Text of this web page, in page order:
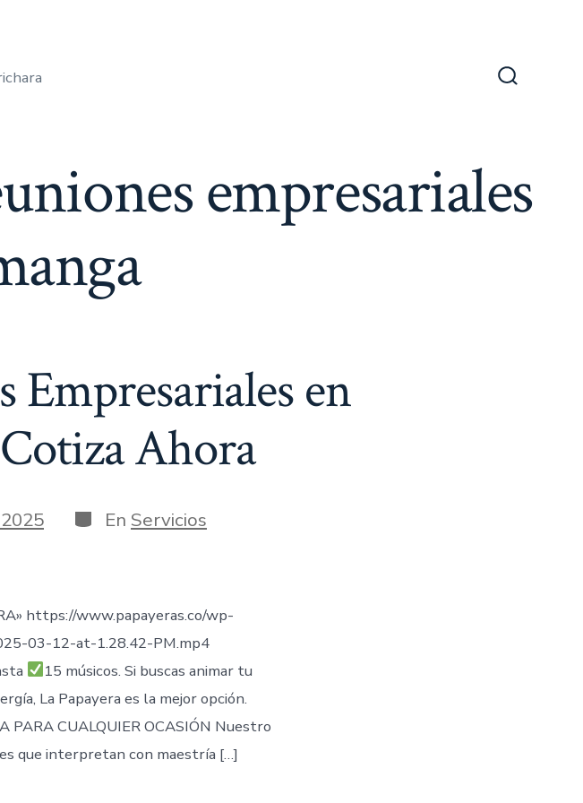
empresariales
Empresariales en
Ahora
Categorías
En Servicios
https://www.papayeras.co/wp-
03-12-at-1.28.42-PM.mp4
15 músicos. Si buscas animar tu
La Papayera es la mejor opción.
CUALQUIER OCASIÓN Nuestro
que interpretan con maestría […]